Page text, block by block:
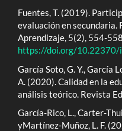
Fuentes, T. (2019).
evaluación en secundaria.
Aprendizaje, 5(2), 554-
https://doi.org/10.22370/
García Soto, G. Y., García
A. (2020). Calidad en la
análisis teórico. Revista
García-Rico, L., Carter-
yMartínez-Muñoz, L. F.